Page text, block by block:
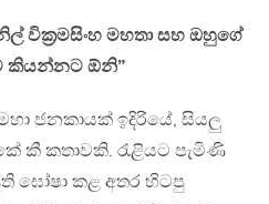
වික්‍රමසිංහ මහතා සහ ඔහුගේ
කියන්නට ඕනි”
ජනකායක් ඉදිරියේ, සියලු
කී කතාවකි. රැළියට පැමිණි
ඝෝෂා කළ අතර හිටපු